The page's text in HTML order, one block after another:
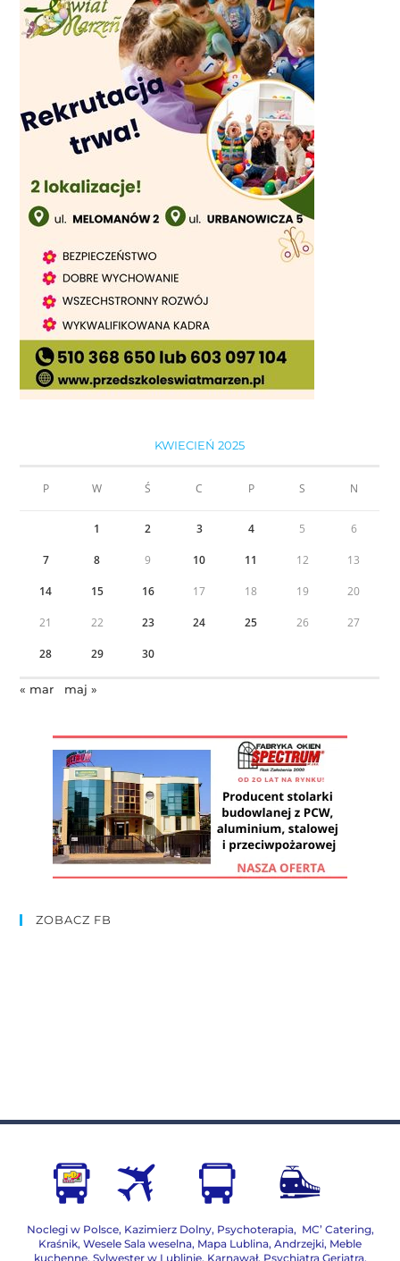
KWIECIEŃ 2025
P W Ś C P S N
1 2 3 4 5 6
7 8 9 10 11 12 13
14 15 16 17 18 19 20
21 22 23 24 25 26 27
28 29 30
« mar maj »
ZOBACZ FB
Noclegi w Polsce, Kazimierz Dolny, Psychoterapia, MC’ Catering,
Kraśnik, Wesele Sala weselna, Mapa Lublina, Andrzejki, Meble
kuchenne, Sylwester w Lublinie, Karnawał, Psychiatra Geriatra,